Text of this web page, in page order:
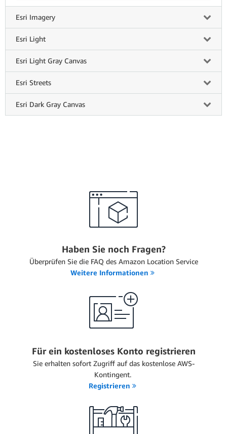
Esri Imagery
Esri Light
Esri Light Gray Canvas
Esri Streets
Esri Dark Gray Canvas
Haben Sie noch Fragen?
Überprüfen Sie die FAQ des Amazon Location Service
Weitere Informationen
Für ein kostenloses Konto registrieren
Sie erhalten sofort Zugriff auf das kostenlose AWS-
Kontingent.
Registrieren